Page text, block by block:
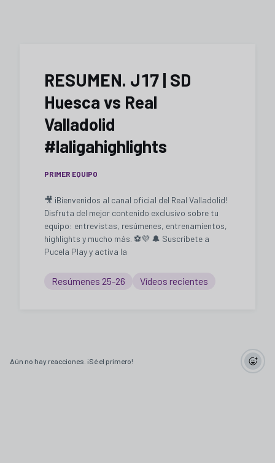
RESUMEN. J17 | SD
Huesca vs Real
Valladolid
#laligahighlights
PRIMER EQUIPO
🎥 ¡Bienvenidos al canal oficial del Real Valladolid!
Disfruta del mejor contenido exclusivo sobre tu
equipo: entrevistas, resúmenes, entrenamientos,
highlights y mucho más. ⚽💜 🔔 Suscríbete a
Pucela Play y activa la
Resúmenes 25-26 Vídeos recientes
Aún no hay reacciones. ¡Sé el primero!